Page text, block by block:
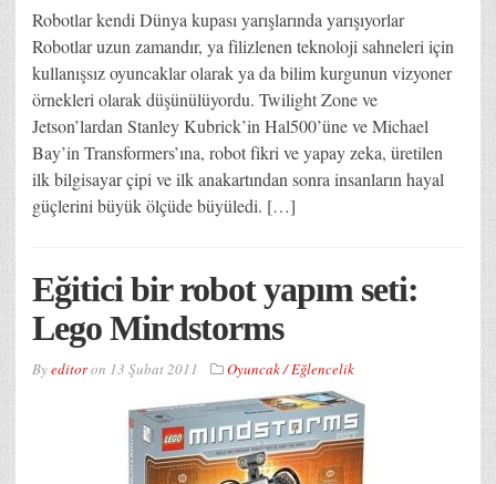
Robotlar kendi Dünya kupası yarışlarında yarışıyorlar
Robotlar uzun zamandır, ya filizlenen teknoloji sahneleri için
kullanışsız oyuncaklar olarak ya da bilim kurgunun vizyoner
örnekleri olarak düşünülüyordu. Twilight Zone ve
Jetson’lardan Stanley Kubrick’in Hal500’üne ve Michael
Bay’in Transformers’ına, robot fikri ve yapay zeka, üretilen
ilk bilgisayar çipi ve ilk anakartından sonra insanların hayal
güçlerini büyük ölçüde büyüledi. […]
Eğitici bir robot yapım seti:
Lego Mindstorms
Byeditoron 13 Şubat 2011 Oyuncak / Eğlencelik